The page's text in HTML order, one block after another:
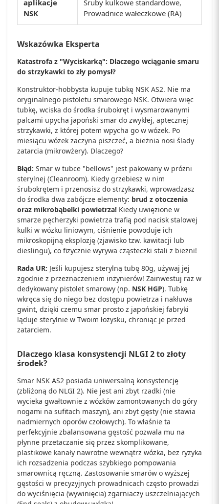
aplikacje
NSK
Śruby kulkowe standardowe,
Prowadnice wałeczkowe (RA)
Wskazówka Eksperta
Katastrofa z "Wyciskarką": Dlaczego wciąganie smaru
do strzykawki to zły pomysł?
Konstruktor-hobbysta kupuje tubkę NSK AS2. Nie ma
oryginalnego pistoletu smarowego NSK. Otwiera więc
tubkę, wciska do środka śrubokręt i wysmarowanymi
palcami upycha japoński smar do zwykłej, aptecznej
strzykawki, z której potem wpycha go w wózek. Po
miesiącu wózek zaczyna piszczeć, a bieżnia nosi ślady
zatarcia (mikrowżery). Dlaczego?
Błąd: Smar w tubce "bellows" jest pakowany w próżni
sterylnej (Cleanroom). Kiedy grzebiesz w nim
śrubokrętem i przenosisz do strzykawki, wprowadzasz
do środka dwa zabójcze elementy: brud z otoczenia
oraz mikrobąbelki powietrza! Kiedy uwięzione w
smarze pęcherzyki powietrza trafią pod nacisk stalowej
kulki w wózku liniowym, ciśnienie powoduje ich
mikroskopijną eksplozję (zjawisko tzw. kawitacji lub
dieslingu), co fizycznie wyrywa cząsteczki stali z bieżni!
Rada UR: Jeśli kupujesz sterylną tubę 80g, używaj jej
zgodnie z przeznaczeniem inżynierów! Zainwestuj raz w
dedykowany pistolet smarowy (np. NSK HGP). Tubkę
wkręca się do niego bez dostępu powietrza i nakłuwa
gwint, dzięki czemu smar prosto z japońskiej fabryki
ląduje sterylnie w Twoim łożysku, chroniąc je przed
zatarciem.
Dlaczego klasa konsystencji NLGI 2 to złoty
środek?
Smar NSK AS2 posiada uniwersalną konsystencję
(zbliżoną do NLGI 2). Nie jest ani zbyt rzadki (nie
wycieka gwałtownie z wózków zamontowanych do góry
nogami na sufitach maszyn), ani zbyt gęsty (nie stawia
nadmiernych oporów czołowych). To właśnie ta
perfekcyjnie zbalansowana gęstość pozwala mu na
płynne przetaczanie się przez skomplikowane,
plastikowe kanały nawrotne wewnątrz wózka, bez ryzyka
ich rozsadzenia podczas szybkiego pompowania
smarownicą ręczną. Zastosowanie smarów o wyższej
gęstości w precyzyjnych prowadnicach często prowadzi
do wyciśnięcia (wywinięcia) zgarniaczy uszczelniających